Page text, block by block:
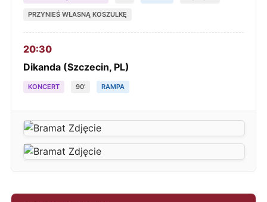
PRZYNIEŚ WŁASNĄ KOSZULKĘ
20:30
Dikanda (Szczecin, PL)
KONCERT 90’ RAMPA